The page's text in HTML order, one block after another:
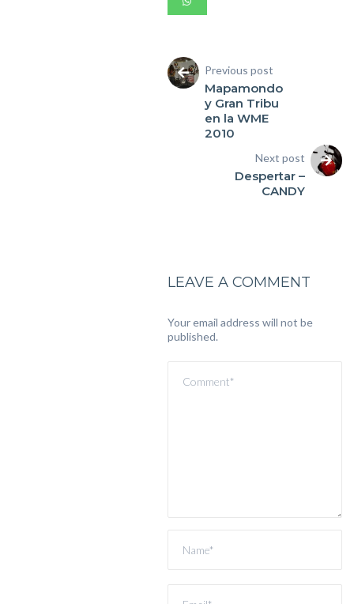
Previous post
Mapamondo
y Gran Tribu
en la WME
2010
Next post
Despertar –
CANDY
LEAVE A COMMENT
Your email address will not be
published.